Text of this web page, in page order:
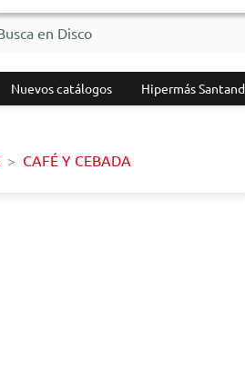
Nuevos catálogos Hipermás
CAFÉ Y CEBADA